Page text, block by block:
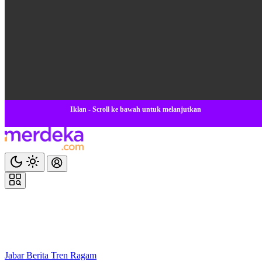
Iklan - Scroll ke bawah untuk melanjutkan
JabarBerita Tren Ragam